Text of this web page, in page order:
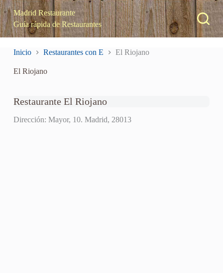
S
a
l
t
n
Madrid Restaurante
Guía rápida de Restaurantes
Inicio Restaurantes con E El Riojano
El Riojano
Restaurante El Riojano
Dirección: Mayor, 10. Madrid, 28013